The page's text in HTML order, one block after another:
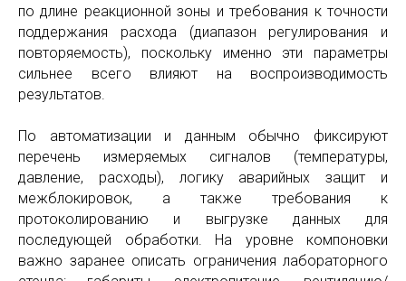
по длине реакционной зоны и требования к точности
поддержания расхода (диапазон регулирования и
повторяемость), поскольку именно эти параметры
сильнее всего влияют на воспроизводимость
результатов.
По автоматизации и данным обычно фиксируют
перечень измеряемых сигналов (температуры,
давление, расходы), логику аварийных защит и
межблокировок, а также требования к
протоколированию и выгрузке данных для
последующей обработки. На уровне компоновки
важно заранее описать ограничения лабораторного